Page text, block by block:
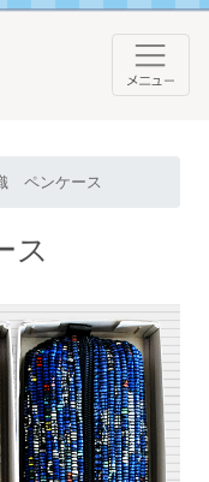
ペンケース
ス